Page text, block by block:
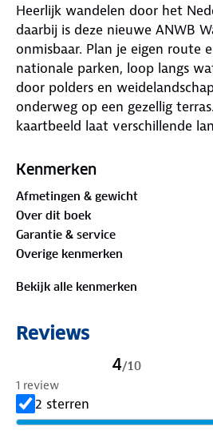
Heerlijk wandelen door het
daarbij is deze nieuwe ANWB
onmisbaar. Plan je eigen route
nationale parken, loop langs
door polders en
onderweg op een gezellig
kaartbeeld laat verschillende
Wandelpaden), streekpaden en
horeca, musea en toeristische
zijn er 40 wandelregiokaarten
Kenmerken
Afmetingen & gewicht
Over dit boek
Garantie & service
Overige kenmerken
Bekijk alle kenmerken
Reviews
4/10
1 review
2 sterren